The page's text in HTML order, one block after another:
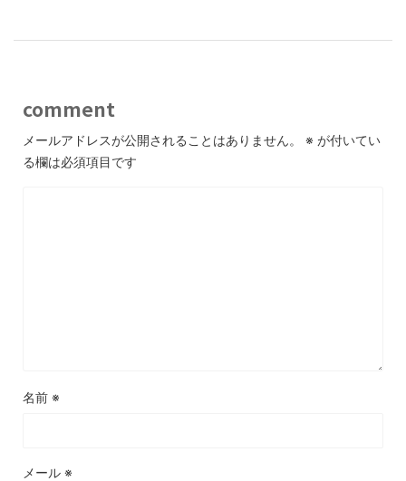
comment
メールアドレスが公開されることはありません。 ※ が付いてい
る欄は必須項目です
名前 ※
メール ※